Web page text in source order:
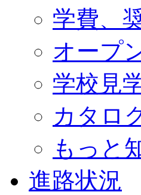
学費、
オープ
学校見
カタロ
もっと
進路状況